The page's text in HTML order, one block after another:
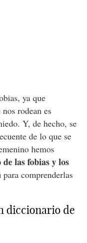
ya que
rodean es
Y, de hecho, se
de lo que se
hemos
las fobias y los
para comprenderlas
diccionario de